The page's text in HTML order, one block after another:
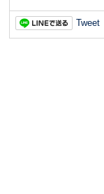
Tweet